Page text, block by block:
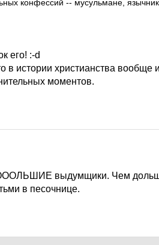
конфессий -- мусульмане,
его! :-d
в истории христианства
моментов.
выдумщики. Чем
в песочнице.